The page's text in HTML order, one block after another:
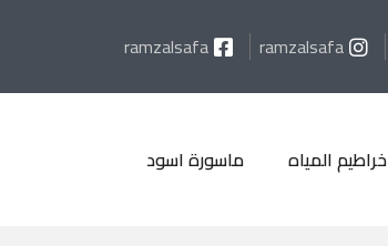
ramzalsafa
ramzalsafa
خراطيم المياه ماسورة اسود